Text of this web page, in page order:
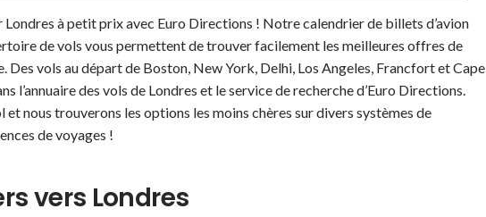
à petit prix avec Euro Directions ! Notre calendrier de billets d’avion
de vols vous permettent de trouver facilement les meilleures offres de
Des vols au départ de Boston, New York, Delhi, Los Angeles, Francfort et Cape
l’annuaire des vols de Londres et le service de recherche d’Euro Directions.
nous trouverons les options les moins chères sur divers systèmes de
de voyages !
vers Londres